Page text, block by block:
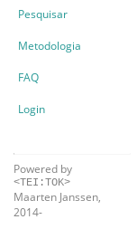
Pesquisar
Metodologia
FAQ
Login
Powered by
<TEI:TOK>
Maarten Janssen,
2014-